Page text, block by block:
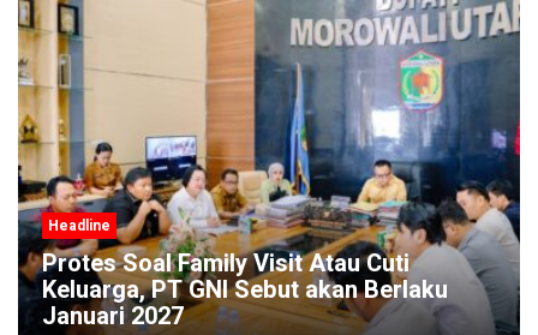
Headline
Wabup Poso Jemput Peluang Besar
Kakao Sulawesi di Forum Strategis
Makassar